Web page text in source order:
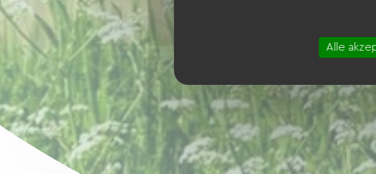
Alle